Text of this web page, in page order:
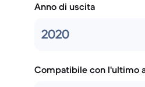
Anno di uscita
2020
Compatibile con l'ultimo